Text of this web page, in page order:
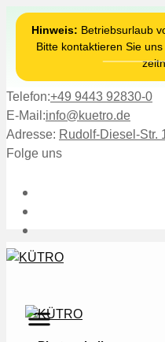
Hinweis: Betriebsurlaub
Bitte kontaktieren Sie
Telefon:+49 9443 92830-0
E-Mail:info@kuetro.de
Adresse: Rudolf-Diesel-Str.
Folge uns